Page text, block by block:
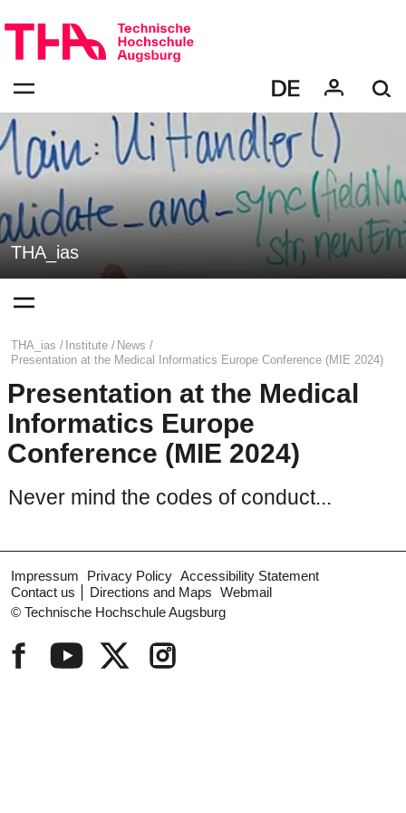
navigation
zur
Navigation
"THA_ias"
THA_ias
bestätigen
Öffnen
Menüs
bestätigen
des
Menüs
Page
path:
THA_ias Institute
News
Presentation at the Medical Informatics Europe Conference (MIE 2024)
Presentation at the Medical
Informatics Europe
Conference (MIE 2024)
Never mind the codes of conduct...
Impressum Privacy Policy Accessibility Statement
Contact us
Directions and Maps Webmail
© Technische Hochschule Augsburg